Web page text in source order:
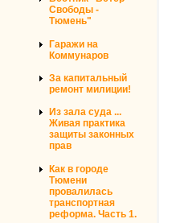
Свободы -
Тюмень"
Гаражи на
Коммунаров
За капитальный
ремонт милиции!
Из зала суда ...
Живая практика
защиты законных
прав
Как в городе
Тюмени
провалилась
транспортная
реформа. Часть 1.